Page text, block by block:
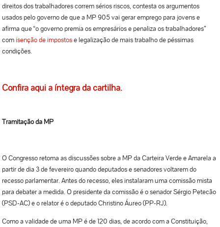
direitos dos trabalhadores correm sérios riscos, contesta os argumentos
usados pelo governo de que a MP 905 vai gerar emprego para jovens e
afirma que “o governo premia os empresários e penaliza os trabalhadores”
com isenção de impostose legalização de mais trabalho de péssimas
condições.
Confiraaquia íntegra da cartilha.
Tramitação da MP
O Congresso retoma as discussões sobre a MP da Carteira Verde e Amarela a
partir de dia 3 de fevereiro quando deputados e senadores voltarem do
recesso parlamentar. Antes do recesso, eles instalaram uma comissão mista
para debater a medida. O presidente da comissão é o senador Sérgio Petecão
(PSD-AC) e o relator é o deputado Christino Áureo (PP-RJ).
Como a validade de uma MP é de 120 dias, de acordo com a Constituição,